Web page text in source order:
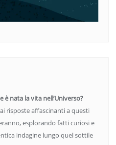
è nata la vita nell’Universo?
risposte affascinanti a questi
esplorando fatti curiosi e
indagine lungo quel sottile